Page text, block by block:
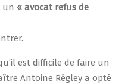
un « avocat refus de
est difficile de faire un
Antoine Régley a opté